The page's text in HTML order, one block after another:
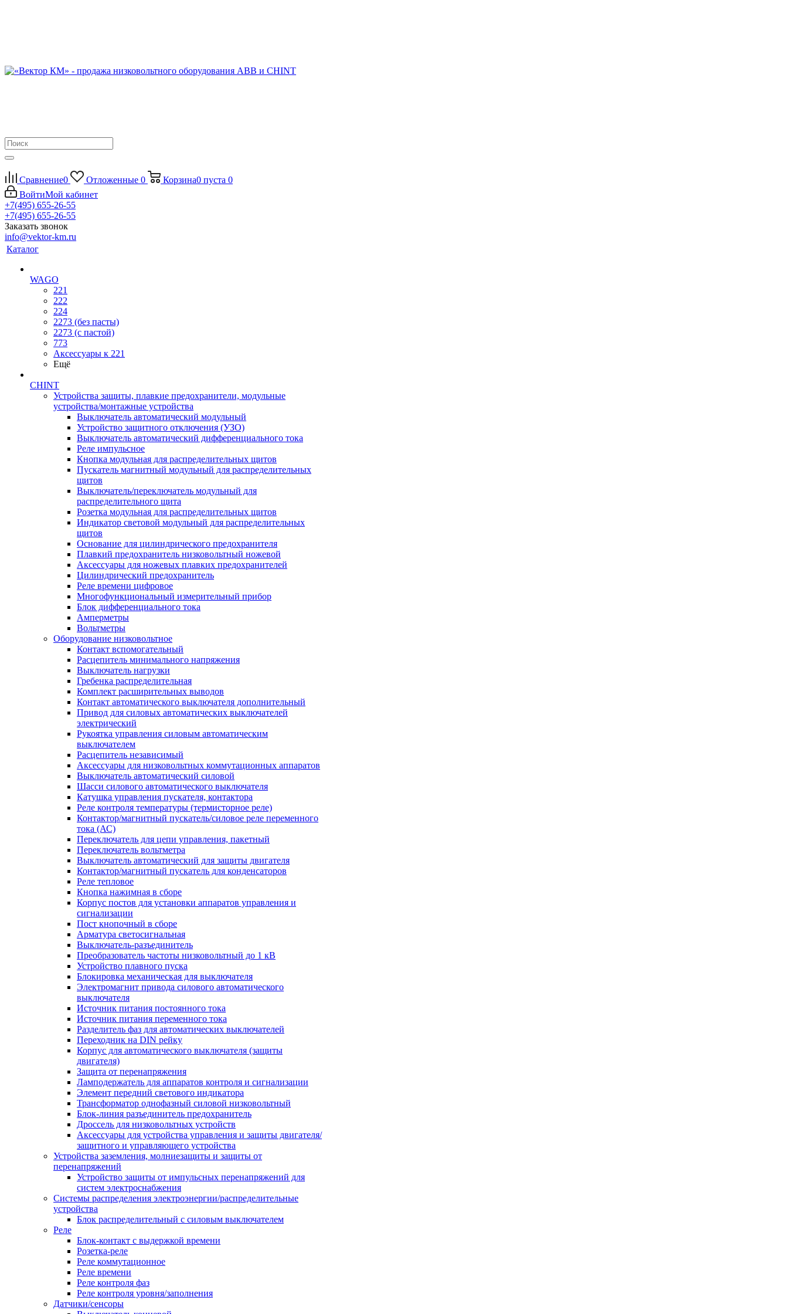
Сравнение0 Отложенные 0 Корзина0 пуста 0
ВойтиМой кабинет
+7(495) 655-26-55
+7(495) 655-26-55
Заказать звонок
info@vektor-km.ru
Каталог
WAGO
221
222
224
2273 (без пасты)
2273 (с пастой)
773
Аксессуары к 221
Ещё
CHINT
Устройства защиты, плавкие предохранители, модульные
устройства/монтажные устройства
Выключатель автоматический модульный
Устройство защитного отключения (УЗО)
Выключатель автоматический дифференциального тока
Реле импульсное
Кнопка модульная для распределительных щитов
Пускатель магнитный модульный для распределительных
щитов
Выключатель/переключатель модульный для
распределительного щита
Розетка модульная для распределительных щитов
Индикатор световой модульный для распределительных
щитов
Основание для цилиндрического предохранителя
Плавкий предохранитель низковольтный ножевой
Аксессуары для ножевых плавких предохранителей
Цилиндрический предохранитель
Реле времени цифровое
Многофункциональный измерительный прибор
Блок дифференциального тока
Амперметры
Вольтметры
Оборудование низковольтное
Контакт вспомогательный
Расцепитель минимального напряжения
Выключатель нагрузки
Гребенка распределительная
Комплект расширительных выводов
Контакт автоматического выключателя дополнительный
Привод для силовых автоматических выключателей
электрический
Рукоятка управления силовым автоматическим
выключателем
Расцепитель независимый
Аксессуары для низковольтных коммутационных аппаратов
Выключатель автоматический силовой
Шасси силового автоматического выключателя
Катушка управления пускателя, контактора
Реле контроля температуры (термисторное реле)
Контактор/магнитный пускатель/силовое реле переменного
тока (АС)
Переключатель для цепи управления, пакетный
Переключатель вольтметра
Выключатель автоматический для защиты двигателя
Контактор/магнитный пускатель для конденсаторов
Реле тепловое
Кнопка нажимная в сборе
Корпус постов для установки аппаратов управления и
сигнализации
Пост кнопочный в сборе
Арматура светосигнальная
Выключатель-разъединитель
Преобразователь частоты низковольтный до 1 кВ
Устройство плавного пуска
Блокировка механическая для выключателя
Электромагнит привода силового автоматического
выключателя
Источник питания постоянного тока
Источник питания переменного тока
Разделитель фаз для автоматических выключателей
Переходник на DIN рейку
Корпус для автоматического выключателя (защиты
двигателя)
Защита от перенапряжения
Ламподержатель для аппаратов контроля и сигнализации
Элемент передний светового индикатора
Трансформатор однофазный силовой низковольтный
Блок-линия разъединитель предохранитель
Дроссель для низковольтных устройств
Аксессуары для устройства управления и защиты двигателя/
защитного и управляющего устройства
Устройства заземления, молниезащиты и защиты от
перенапряжений
Устройство защиты от импульсных перенапряжений для
систем электроснабжения
Системы распределения электроэнергии/распределительные
устройства
Блок распределительный с силовым выключателем
Реле
Блок-контакт с выдержкой времени
Розетка-реле
Реле коммутационное
Реле времени
Реле контроля фаз
Реле контроля уровня/заполнения
Датчики/сенсоры